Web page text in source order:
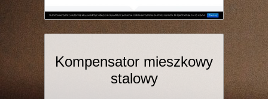
Kompensator mieszkowy
stalowy